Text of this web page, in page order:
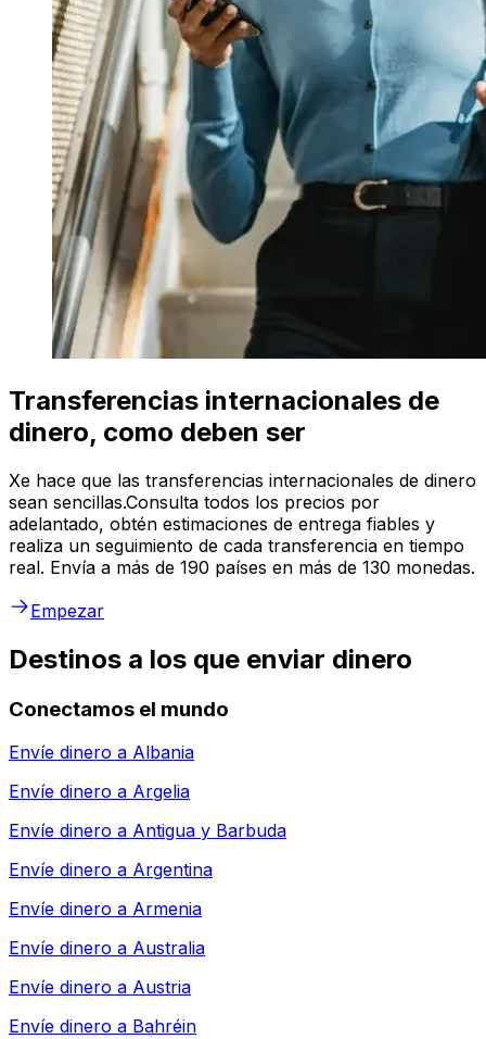
Transferencias internacionales de
dinero, como deben ser
Xe hace que las transferencias internacionales de dinero
sean sencillas.Consulta todos los precios por
adelantado, obtén estimaciones de entrega fiables y
realiza un seguimiento de cada transferencia en tiempo
real. Envía a más de 190 países en más de 130 monedas.
Empezar
Destinos a los que enviar dinero
Conectamos el mundo
Envíe dinero a Albania
Envíe dinero a Argelia
Envíe dinero a Antigua y Barbuda
Envíe dinero a Argentina
Envíe dinero a Armenia
Envíe dinero a Australia
Envíe dinero a Austria
Envíe dinero a Bahréin